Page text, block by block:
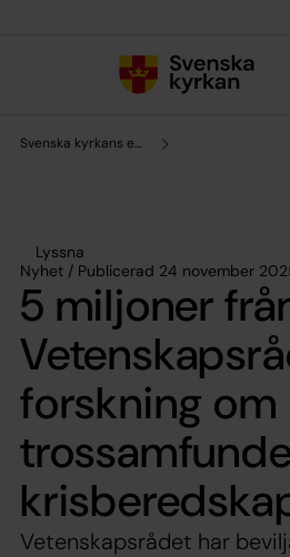
Svenska kyrkans enhet för forskning och analys
Lyssna
Nyhet / Publicerad 24 november
5 miljoner
forskning om
Vetenskapsrådet har